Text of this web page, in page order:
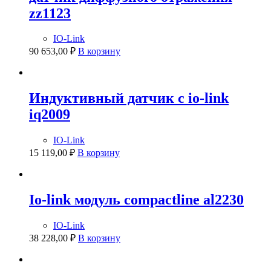
zz1123
IO-Link
90 653,00 ₽ В корзину
Индуктивный датчик с io-link
iq2009
IO-Link
15 119,00 ₽ В корзину
Io-link модуль compactline al2230
IO-Link
38 228,00 ₽ В корзину